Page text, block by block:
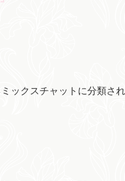
ックスチャットに分類さ